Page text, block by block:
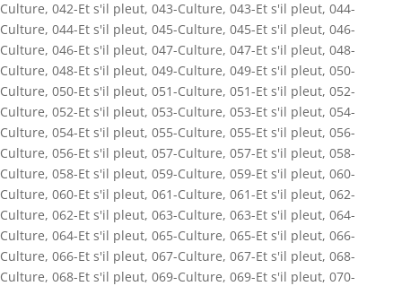
Culture, 042-Et s'il pleut, 043-Culture, 043-Et s'il pleut, 044-
Culture, 044-Et s'il pleut, 045-Culture, 045-Et s'il pleut, 046-
Culture, 046-Et s'il pleut, 047-Culture, 047-Et s'il pleut, 048-
Culture, 048-Et s'il pleut, 049-Culture, 049-Et s'il pleut, 050-
Culture, 050-Et s'il pleut, 051-Culture, 051-Et s'il pleut, 052-
Culture, 052-Et s'il pleut, 053-Culture, 053-Et s'il pleut, 054-
Culture, 054-Et s'il pleut, 055-Culture, 055-Et s'il pleut, 056-
Culture, 056-Et s'il pleut, 057-Culture, 057-Et s'il pleut, 058-
Culture, 058-Et s'il pleut, 059-Culture, 059-Et s'il pleut, 060-
Culture, 060-Et s'il pleut, 061-Culture, 061-Et s'il pleut, 062-
Culture, 062-Et s'il pleut, 063-Culture, 063-Et s'il pleut, 064-
Culture, 064-Et s'il pleut, 065-Culture, 065-Et s'il pleut, 066-
Culture, 066-Et s'il pleut, 067-Culture, 067-Et s'il pleut, 068-
Culture, 068-Et s'il pleut, 069-Culture, 069-Et s'il pleut, 070-